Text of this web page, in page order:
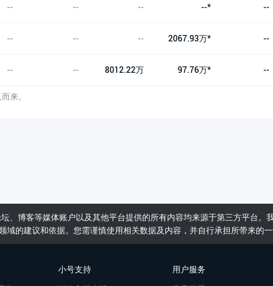
-- -- -- --* --
-- -- -- 2067.93万* --
-- -- 8012.22万 97.76万* --
来。
、博客等媒体账户以及其他平台提供的所有内容均来源于第三方平台
域的建议和依据。您需谨慎使用相关数据及内容，并自行承担所带来的
小号支持
用户服务